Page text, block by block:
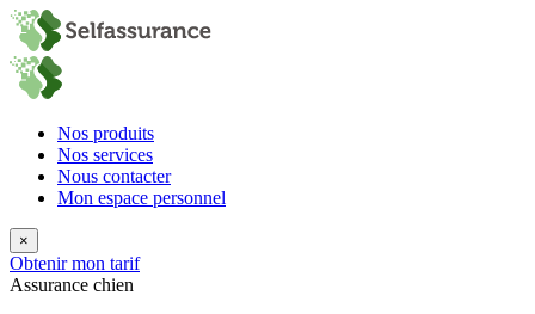
Nos produits
Nos services
Nous contacter
Mon espace personnel
×
Obtenir mon tarif
Assurance chien